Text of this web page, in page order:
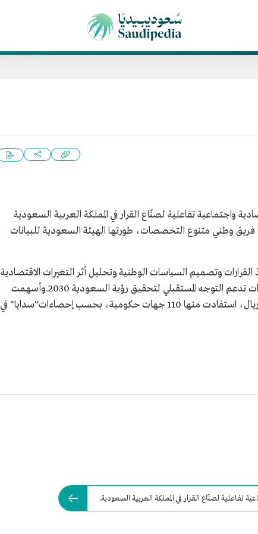
واجتماعية تفاعلية لصنّاع القرار في المملكة العربية السعودية
وطني متنوع التخصصات، طورتها الهيئة السعودية للبيانات
وتصميم السياسات الوطنية وتحليل أثر التغيرات الاقتصادية
والاجتماعية لمختلف القطاعات، وتقديم رؤى وتنبؤات تدعم التوجه المستقبلي لتحقيق رؤية السعودية 2030.​وأسهمت
المنصة في تحقيق وفورات إيرادات تجاوزت 51 مليار ريال، استفادت منها 110 جهات حكومية، بحسب إحصاءات"سدايا" في
لصنّاع القرار في المملكة العربية السعودية.